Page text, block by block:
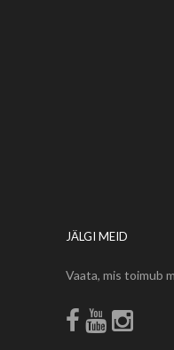
JÄLGI MEID
Vaata, mis toimub